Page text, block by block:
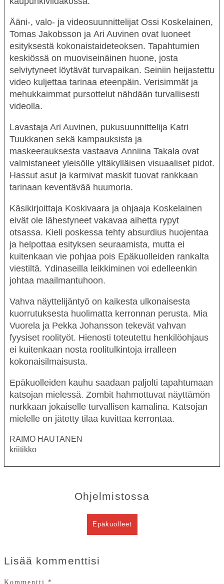
OHJELMISTO
LIPUT
AIKATAULUT
Ääni-, valo- ja videosuunnittelijat Ossi Koskelainen,
Tomas Jakobsson ja Ari Auvinen ovat luoneet
esityksestä kokonaistaideteoksen. Tapahtumien
keskiössä on muoviseinäinen huone, josta
selviytyneet löytävät turvapaikan. Seiniin heijastettu
video kuljettaa tarinaa eteenpäin. Verisimmät ja
mehukkaimmat pursottelut nähdään turvallisesti
videolla.
Lavastaja Ari Auvinen, pukusuunnittelija Katri
Tuukkanen sekä kampauksista ja
maskeerauksesta vastaava Anniina Takala ovat
valmistaneet yleisölle yltäkylläisen visuaaliset pidot.
Hassut asut ja karmivat maskit tuovat rankkaan
tarinaan keventävää huumoria.
Käsikirjoittaja Koskivaara ja ohjaaja Koskelainen
eivät ole lähestyneet vakavaa aihetta rypyt
otsassa. Kieli poskessa tehty absurdius huojentaa
ja helpottaa esityksen seuraamista, mutta ei
kuitenkaan vie pohjaa pois Epäkuolleiden rankalta
viestiltä. Ydinaseilla leikkiminen voi edelleenkin
johtaa maailmantuhoon.
Vahva näyttelijäntyö on kaikesta ulkonaisesta
kuorrutuksesta huolimatta kerronnan perusta. Mia
Vuorela ja Pekka Johansson tekevät vahvan
fyysiset roolityöt. Hienosti toteutettu henkilöohjaus
ei kuitenkaan nosta roolitulkintoja irralleen
kokonaisilmaisusta.
Epäkuolleiden kauhu saadaan paljolti tapahtumaan
katsojan mielessä. Zombit hahmottuvat näyttämön
nurkkaan jokaiselle turvallisen kamalina. Katsojan
mielelle on jätetty tilaa kuvittaa kerrontaa.
RAIMO HAUTANEN
kriitikko
Ohjelmistossa
Epäkuolleet
Lisää kommenttisi
Kommentti *